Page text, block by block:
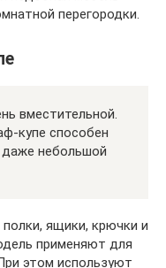
перегородки.
вместительной.
купе способен
небольшой
ящики, крючки и
применяют для
этом используют